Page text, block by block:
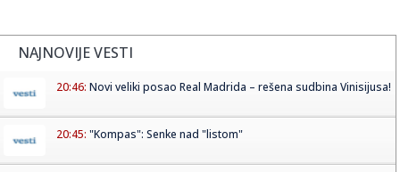
NAJNOVIJE VESTI
20:46: Novi veliki posao Real Madrida – rešena sudbina Vinisijusa!
20:45: "Kompas": Senke nad "listom"